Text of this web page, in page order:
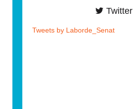
Twitter
Tweets by Laborde_Senat